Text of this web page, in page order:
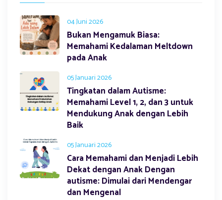
04 Juni 2026
Bukan Mengamuk Biasa:
Memahami Kedalaman Meltdown
pada Anak
05 Januari 2026
Tingkatan dalam Autisme:
Memahami Level 1, 2, dan 3 untuk
Mendukung Anak dengan Lebih
Baik
05 Januari 2026
Cara Memahami dan Menjadi Lebih
Dekat dengan Anak Dengan
autisme: Dimulai dari Mendengar
dan Mengenal